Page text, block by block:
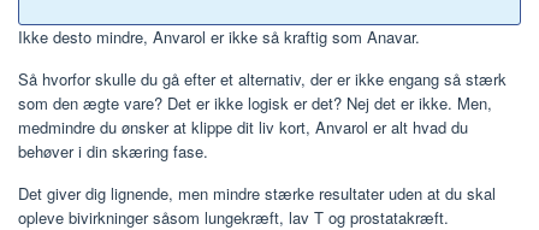
Ikke desto mindre, Anvarol er ikke så kraftig som Anavar.
Så hvorfor skulle du gå efter et alternativ, der er ikke engang så stærk
som den ægte vare? Det er ikke logisk er det? Nej det er ikke. Men,
medmindre du ønsker at klippe dit liv kort, Anvarol er alt hvad du
behøver i din skæring fase.
Det giver dig lignende, men mindre stærke resultater uden at du skal
opleve bivirkninger såsom lungekræft, lav T og prostatakræft.